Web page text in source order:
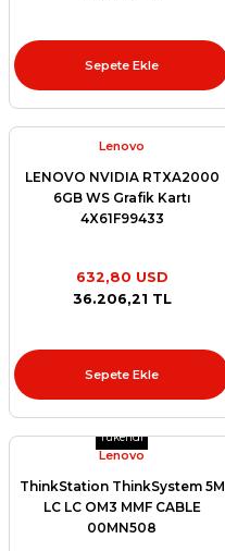
Sepete Ekle
Lenovo
LENOVO NVIDIA RTXA2000
6GB WS Grafik Kartı
4X61F99433
632,80 USD
36.206,21 TL
Sepete Ekle
Tükendi
Lenovo
ThinkStation ThinkSystem 5M
LC LC OM3 MMF CABLE
00MN508